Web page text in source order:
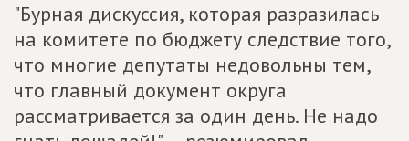
"Бурная дискуссия, которая разразилась
на комитете по бюджету следствие того,
что многие депутаты недовольны тем,
что главный документ округа
рассматривается за один день. Не надо